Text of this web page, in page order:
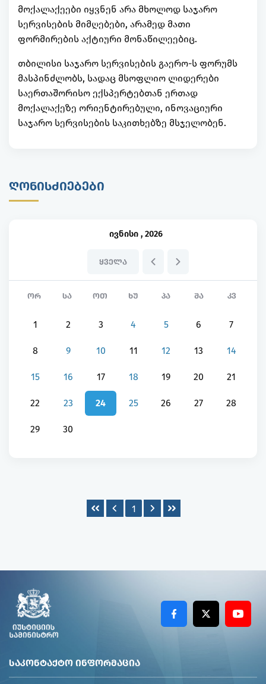
მოქალაქეები იყვნენ არა მხოლოდ საჯარო
სერვისების მიმღებები, არამედ მათი
ფორმირების აქტიური მონაწილეებიც.
თბილისი საჯარო სერვისების გაერო-ს ფორუმს
მასპინძლობს, სადაც მსოფლიო ლიდერები
საერთაშორისო ექსპერტებთან ერთად
მოქალაქეზე ორიენტირებული, ინოვაციური
საჯარო სერვისების საკითხებზე მსჯელობენ.
ᲦᲝᲜᲘᲡᲫᲘᲔᲑᲔᲑᲘ
ივნისი , 2026
ᲧᲕᲔᲚᲐ
ᲝᲠ ᲡᲐ ᲝᲗ ᲮᲣ ᲞᲐ ᲨᲐ ᲙᲕ
1 2 3 4 5 6 7
8 9 10 11 12 13 14
15 16 17 18 19 20 21
22 23 24 25 26 27 28
29 30
1
ᲡᲐᲙᲝᲜᲢᲐᲥᲢᲝ ᲘᲜᲤᲝᲠᲛᲐᲪᲘᲐ